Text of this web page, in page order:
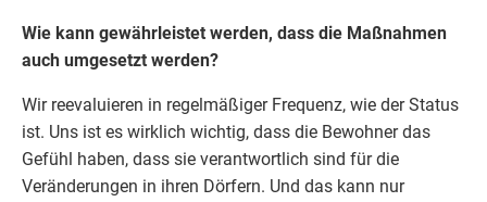
Wie kann gewährleistet werden, dass die Maßnahmen
auch umgesetzt werden?
Wir reevaluieren in regelmäßiger Frequenz, wie der Status
ist. Uns ist es wirklich wichtig, dass die Bewohner das
Gefühl haben, dass sie verantwortlich sind für die
Veränderungen in ihren Dörfern. Und das kann nur